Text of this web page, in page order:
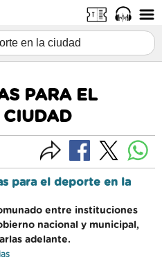
PARA EL
CIUDAD
para el deporte en la
entre instituciones
nacional y municipal,
adelante.